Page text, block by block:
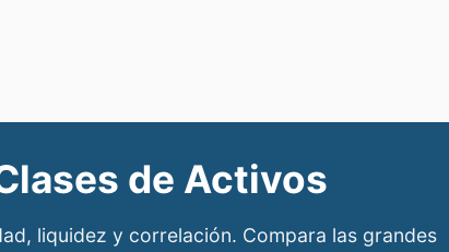
de Activos
liquidez y correlación. Compara las grandes